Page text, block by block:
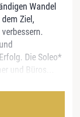
Wandel
Ziel,
Die Soleo*
und Büros...